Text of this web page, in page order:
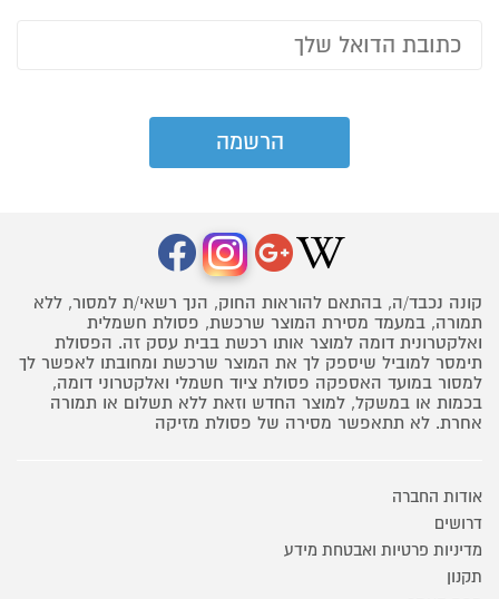
קונה נכבד/ה, בהתאם להוראות החוק, הנך רשאי/ת למסור, ללא
תמורה, במעמד מסירת המוצר שרכשת, פסולת חשמלית
ואלקטרונית דומה למוצר אותו רכשת בבית עסק זה. הפסולת
תימסר למוביל שיספק לך את המוצר שרכשת ומחובתו לאפשר לך
למסור במועד האספקה פסולת ציוד חשמלי ואלקטרוני דומה,
בכמות או במשקל, למוצר החדש וזאת ללא תשלום או תמורה
אחרת. לא תתאפשר מסירה של פסולת מזיקה
אודות החברה
דרושים
מדיניות פרטיות ואבטחת מידע
תקנון